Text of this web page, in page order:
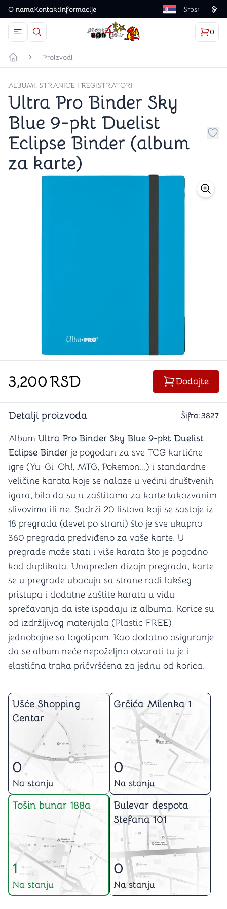
O namaKontaktInformacije Language
Otvorite meni
Dugme u obliku lupe predstavlja ikonicu za
Games4you logo
0
Početna strana
Proizvodi
ALBUMI, STRANICE I REGISTRATORI
Ultra Pro Binder Sky
Blue 9-pkt Duelist
Eclipse Binder (album
za karte)
3,200RSD Dodajte
Detalji proizvoda Šifra:3827
Album Ultra Pro Binder Sky Blue 9-pkt Duelist
Eclipse Binder je pogodan za sve TCG kartične
igre (Yu-Gi-Oh!, MTG, Pokemon...) i standardne
veličine karata koje se nalaze u većini društvenih
igara, bilo da su u zaštitama za karte takozvanim
slivovima ili ne. Sadrži 20 listova koji se sastoje iz
18 pregrada (devet po strani) što je sve ukupno
360 pregrada predviđeno za vaše karte. U
pregrade može stati i više karata što je pogodno
kod duplikata. Unapređen dizajn pregrada, karte
se u pregrade ubacuju sa strane radi lakšeg
pristupa i dodatne zaštite karata u vidu
sprečavanja da iste ispadaju iz albuma. Korice su
od izdržljivog materijala (Plastic FREE)
jednobojne sa logotipom. Kao dodatno osiguranje
da se album neće nepoželjno otvarati tu je i
elastična traka pričvršćena za jednu od korica.
Ušće Shopping
Centar
0
Na stanju
Grčića Milenka 1
0
Na stanju
Tošin bunar 188a
1
Na stanju
Bulevar despota
Stefana 101
0
Na stanju